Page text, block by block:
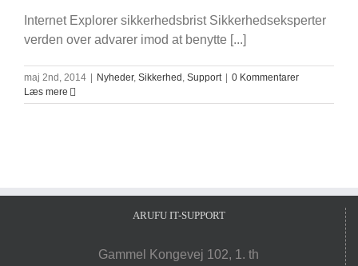
Internet Explorer sikkerhedsbrist Sikkerhedseksperter
verden over advarer imod at benytte [...]
maj 2nd, 2014 Nyheder, Sikkerhed , Support
0 Kommentarer
Læs mere
ARUFU IT-SUPPORT
Gammel Kongevej 102, 1. th